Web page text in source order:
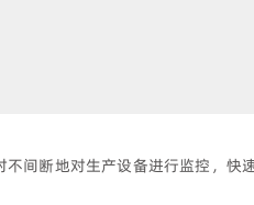
间断地对生产设备进行监控，快